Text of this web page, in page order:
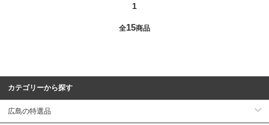
1
全15商品
カテゴリーから探す
広島の特選品